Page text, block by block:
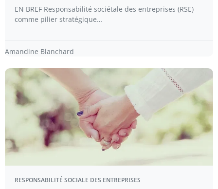
EN BREF Responsabilité sociétale des entreprises (RSE)
comme pilier stratégique…
Amandine Blanchard
RESPONSABILITÉ SOCIALE DES ENTREPRISES